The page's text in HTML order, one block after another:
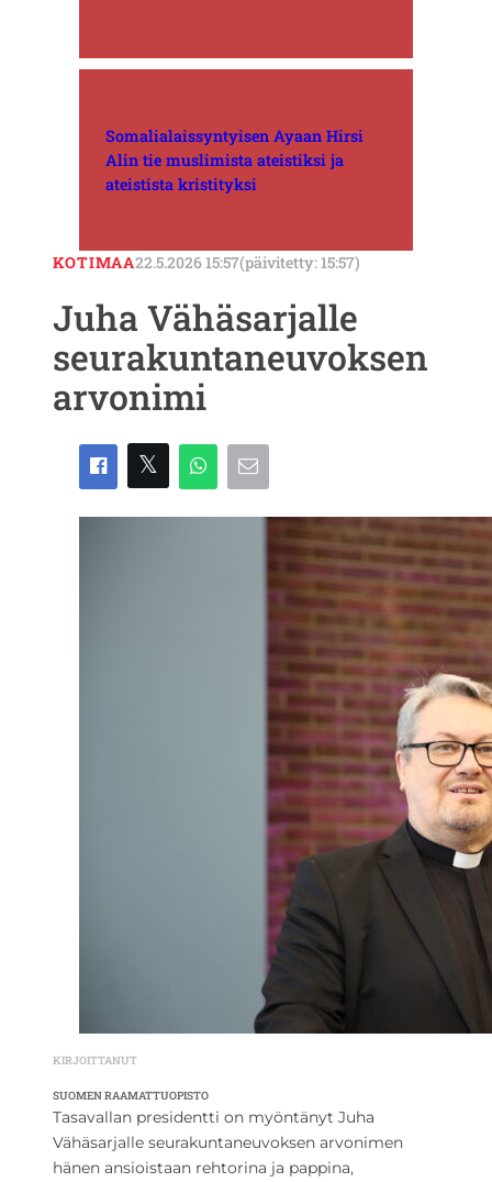
Somalialaissyntyisen Ayaan Hirsi
Alin tie muslimista ateistiksi ja
ateistista kristityksi
KOTIMAA22.5.2026 15:57(päivitetty: 15:57)
Juha Vähäsarjalle
seurakuntaneuvoksen
arvonimi
KIRJOITTANUT
SUOMEN RAAMATTUOPISTO
Tasavallan presidentti on myöntänyt Juha
Vähäsarjalle seurakuntaneuvoksen arvonimen
hänen ansioistaan rehtorina ja pappina,